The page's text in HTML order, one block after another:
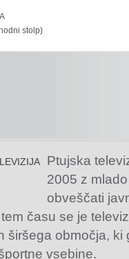
stolp)
Ptujska
2005 z
obveščati
času se je
širšega območja,
vsebine.